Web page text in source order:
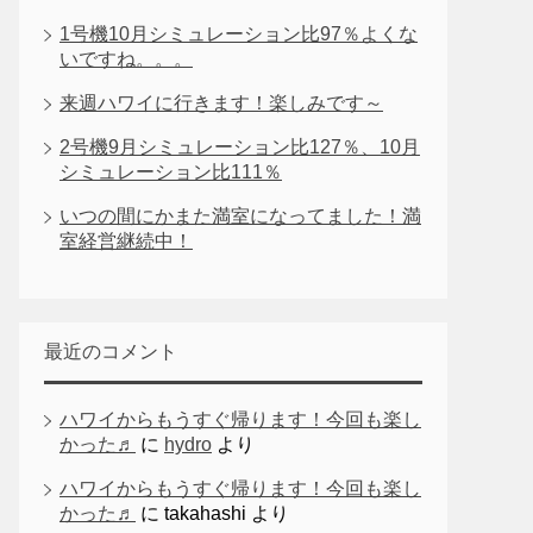
1号機10月シミュレーション比97％よくな
いですね。。。
来週ハワイに行きます！楽しみです～
2号機9月シミュレーション比127％、10月
シミュレーション比111％
いつの間にかまた満室になってました！満
室経営継続中！
最近のコメント
ハワイからもうすぐ帰ります！今回も楽し
かった♬
に hydro より
ハワイからもうすぐ帰ります！今回も楽し
かった♬
に takahashi より